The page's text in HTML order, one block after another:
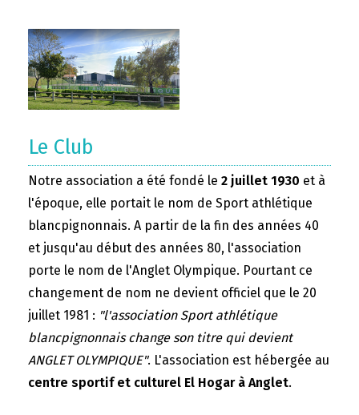
Le Club
Notre association a été fondé le 2 juillet 1930 et à
l'époque, elle portait le nom de Sport athlétique
blancpignonnais. A partir de la fin des années 40
et jusqu'au début des années 80, l'association
porte le nom de l'Anglet Olympique. Pourtant ce
changement de nom ne devient officiel que le 20
juillet 1981 : "l'association Sport athlétique
blancpignonnais change son titre qui devient
ANGLET OLYMPIQUE". L'association est hébergée au
centre sportif et culturel El Hogar à Anglet.